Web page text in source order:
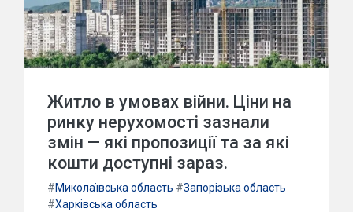
Житло в умовах війни. Ціни на
ринку нерухомості зазнали
змін — які пропозиції та за які
кошти доступні зараз.
#Миколаївська область #Запорізька область
#Харківська область